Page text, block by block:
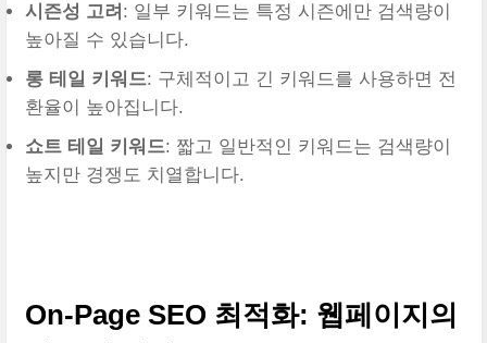
시즌성 고려 : 일부 키워드는 특정 시즌에만 검색량이
높아질 수 있습니다.
롱 테일 키워드: 구체적이고 긴 키워드를 사용하면 전
환율이 높아집니다.
쇼트 테일 키워드: 짧고 일반적인 키워드는 검색량이
높지만 경쟁도 치열합니다.
On-Page SEO 최적화: 웹페이지의